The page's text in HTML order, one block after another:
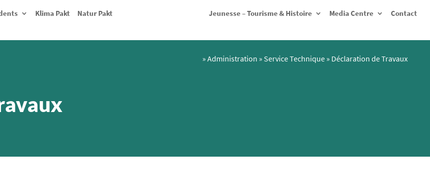
Klima Pakt Natur Pakt Jeunesse – Tourisme & Histoire Media Centre Contact
» Administration » Service Technique » Déclaration de Travaux